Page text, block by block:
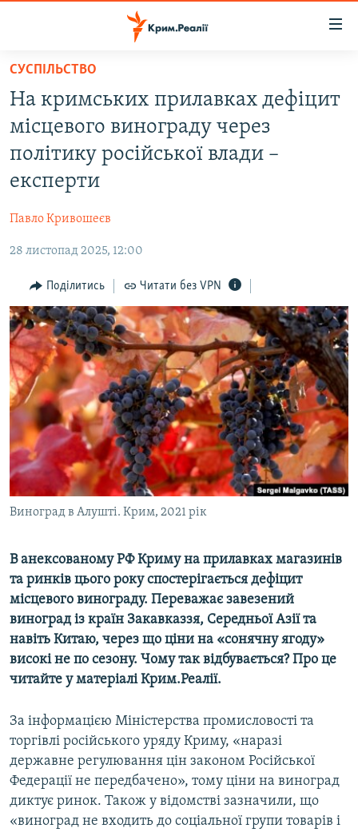
Перейти
основного
матеріалу
Перейти
до
основної
Перейти
до
ВОДА.КРИМ
ВІДЕО ТА ФОТО
ПОГЛЯД
ІНТЕРВ'Ю
ВСЕ ЗА ДЕНЬ
СПЕЦПРОЕКТИ
ДЕПОРТАЦІЯ
ВІДЕОУРОКИ «ELIFBE»
СВІДЧЕННЯ ОКУПАЦІЇ
УКРАЇНСЬКА ПРОБЛЕМА КРИМУ
ІНФОГРАФІКА
ЯК ОБІЙТИ БЛОКУВАННЯ
Русский
Qırımtatar
ДОЛУЧАЙСЯ!
СУСПІЛЬСТВО
На кримських прилавках дефіцит
місцевого винограду через
політику російської влади –
експерти
Павло Кривошеєв
28 листопад 2025, 12:00
Поділитись Читати без VPN
Виноград в Алушті. Крим, 2021 рік
В анексованому РФ Криму на прилавках магазинів
та ринків цього року спостерігається дефіцит
місцевого винограду. Переважає завезений
виноград із країн Закавказзя, Середньої Азії та
навіть Китаю, через що ціни на «сонячну ягоду»
високі не по сезону. Чому так відбувається? Про це
читайте у матеріалі Крим.Реалії.
За інформацією Міністерства промисловості та
торгівлі російського уряду Криму, «наразі
державне регулювання цін законом Російської
Федерації не передбачено», тому ціни на виноград
диктує ринок. Також у відомстві зазначили, що
«виноград не входить до соціальної групи товарів і